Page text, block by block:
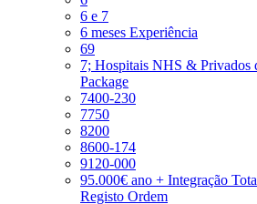
6 e 7
6 meses Experiência
69
7; Hospitais NHS & Privados
Package
7400-230
7750
8200
8600-174
9120-000
95.000€ ano + Integração
Registo Ordem